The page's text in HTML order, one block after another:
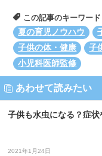
この記事のキーワード
夏の育児ノウハウ
子供の体・健康
子
小児科医師監修
あわせて読みたい
子供も水虫になる？症
2021年1月24日